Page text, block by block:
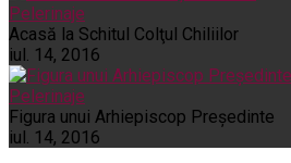
Pelerinaje
Acasă la Schitul Colţul Chiliilor
iul. 14, 2016
Pelerinaje
Figura unui Arhiepiscop Preşedinte
iul. 14, 2016